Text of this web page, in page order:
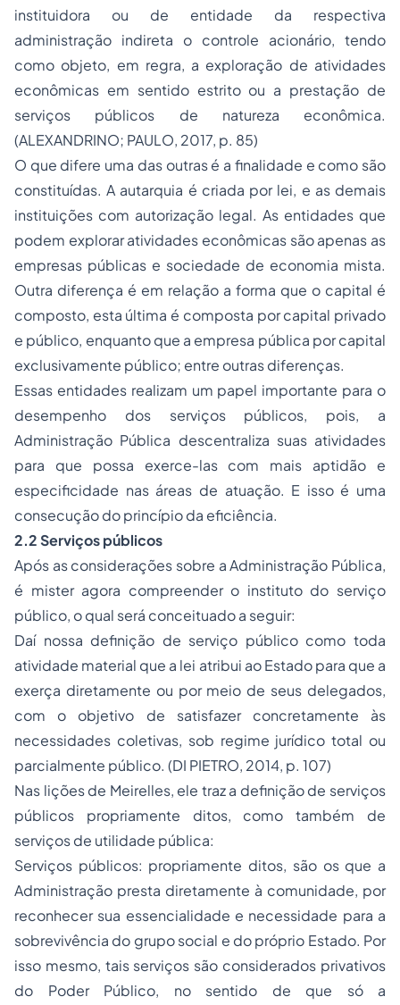
instituidora ou de entidade da respectiva
administração indireta o controle acionário, tendo
como objeto, em regra, a exploração de atividades
econômicas em sentido estrito ou a prestação de
serviços públicos de natureza econômica.
(ALEXANDRINO; PAULO, 2017, p. 85)
O que difere uma das outras é a finalidade e como são
constituídas. A autarquia é criada por lei, e as demais
instituições com autorização legal. As entidades que
podem explorar atividades econômicas são apenas as
empresas públicas e sociedade de economia mista.
Outra diferença é em relação a forma que o capital é
composto, esta última é composta por capital privado
e público, enquanto que a empresa pública por capital
exclusivamente público; entre outras diferenças.
Essas entidades realizam um papel importante para o
desempenho dos serviços públicos, pois, a
Administração Pública descentraliza suas atividades
para que possa exerce-las com mais aptidão e
especificidade nas áreas de atuação. E isso é uma
consecução do princípio da eficiência.
2.2 Serviços públicos
Após as considerações sobre a Administração Pública,
é mister agora compreender o instituto do serviço
público, o qual será conceituado a seguir:
Daí nossa definição de serviço público como toda
atividade material que a lei atribui ao Estado para que a
exerça diretamente ou por meio de seus delegados,
com o objetivo de satisfazer concretamente às
necessidades coletivas, sob regime jurídico total ou
parcialmente público. (DI PIETRO, 2014, p. 107)
Nas lições de Meirelles, ele traz a definição de serviços
públicos propriamente ditos, como também de
serviços de utilidade pública:
Serviços públicos: propriamente ditos, são os que a
Administração presta diretamente à comunidade, por
reconhecer sua essencialidade e necessidade para a
sobrevivência do grupo social e do próprio Estado. Por
isso mesmo, tais serviços são considerados privativos
do Poder Público, no sentido de que só a